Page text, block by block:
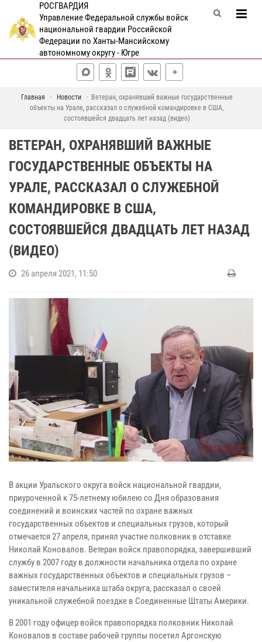
РОСГВАРДИЯ
Управление Федеральной службы войск
национальной гвардии Российской
Федерации по Ханты-Мансийскому
автономному округу - Югре
Главная Новости
Ветеран, охранявший важные государственные
объекты на Урале, рассказал о служебной командировке в США,
состоявшейся двадцать лет назад (видео)
ВЕТЕРАН, ОХРАНЯВШИЙ ВАЖНЫЕ
ГОСУДАРСТВЕННЫЕ ОБЪЕКТЫ НА
УРАЛЕ, РАССКАЗАЛ О СЛУЖЕБНОЙ
КОМАНДИРОВКЕ В США,
СОСТОЯВШЕЙСЯ ДВАДЦАТЬ ЛЕТ НАЗАД
(ВИДЕО)
26 апреля 2021, 11:50
В акции Уральского округа войск национальной гвардии,
приуроченной к 75-летнему юбилею со Дня образования
соединений и воинских частей по охране важных
государственных объектов и специальных грузов, который
отмечается 27 апреля, принял участие полковник в отставке
Николай Коновалов. Ветеран войск правопорядка, завершивший
службу в 2007 году в должности начальника отдела по охране
важных государственных объектов и специальных грузов –
заместителя начальника штаба округа, рассказал о своей
уникальной служебной поездке в Соединенные Штаты Америки.
В 2001 году офицер войск правопорядка полковник Николай
Коновалов в составе рабочей группы посетил Аргонскую